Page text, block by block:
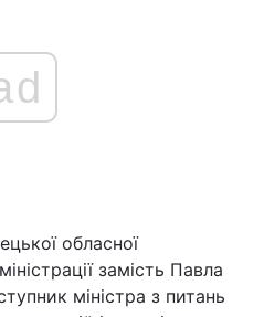
обласної
замість Павла
міністра з питань